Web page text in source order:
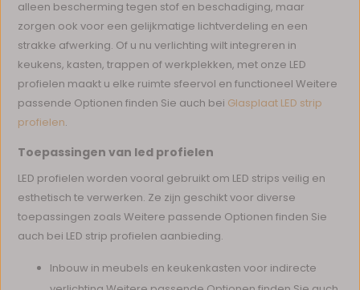
alleen bescherming tegen stof en beschadiging, maar
zorgen ook voor een gelijkmatige lichtverdeling en een
strakke afwerking. Of u nu verlichting wilt integreren in
keukens, kasten, trappen of werkplekken, met onze LED
profielen maakt u elke ruimte sfeervol en functioneel Weitere
passende Optionen finden Sie auch bei Glasplaat LED strip
profielen.
Toepassingen van led profielen
LED profielen worden vooral gebruikt om LED strips veilig en
esthetisch te verwerken. Ze zijn geschikt voor diverse
toepassingen zoals Weitere passende Optionen finden Sie
auch bei LED strip profielen aanbieding.
Inbouw in meubels en keukenkasten voor indirecte